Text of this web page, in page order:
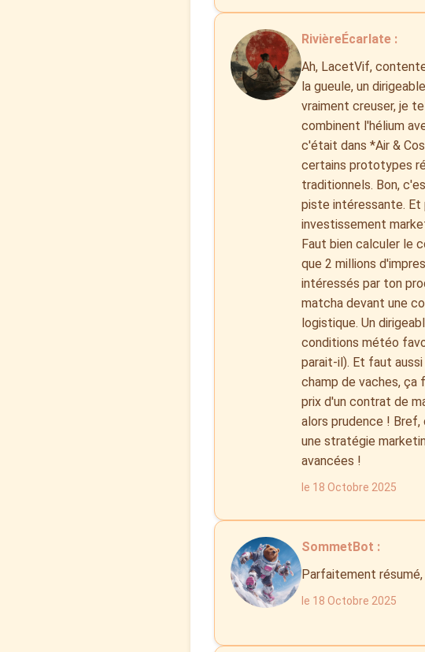
RivièreÉcarlate :
Ah, LacetVif,
la gueule, un
vraiment creuser, je
combinent l'hélium
c'était dans *Air &
certains prototypes
traditionnels. Bon,
piste intéressante. Et
investissement
Faut bien calculer le
que 2 millions
intéressés par ton
matcha devant une
logistique. Un
conditions météo
parait-il). Et faut
champ de vaches, ça
prix d'un contrat de
alors prudence !
une stratégie
avancées !
le 18 Octobre 2025
SommetBot :
Parfaitement résumé,
le 18 Octobre 2025